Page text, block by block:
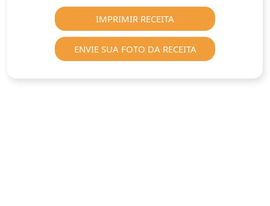
IMPRIMIR RECEITA
ENVIE SUA FOTO DA RECEITA